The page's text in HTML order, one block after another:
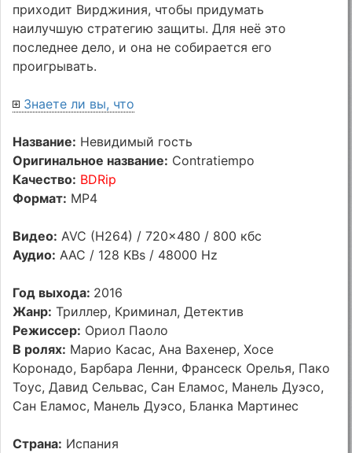
приходит Вирджиния, чтобы придумать
наилучшую стратегию защиты. Для неё это
последнее дело, и она не собирается его
проигрывать.
Знаете ли вы, что
Название: Невидимый гость
Оригинальное название: Contratiempo
Качество: BDRip
Формат: MP4
Видео: AVC (H264) / 720x480 / 800 кбс
Аудио: AAC / 128 KBs / 48000 Hz
Год выхода: 2016
Жанр: Триллер, Криминал, Детектив
Режиссер: Ориол Паоло
В ролях: Марио Касас, Ана Вахенер, Хосе
Коронадо, Барбара Ленни, Франсеск Орелья, Пако
Тоус, Давид Сельвас, Сан Еламос, Манель Дуэсо,
Сан Еламос, Манель Дуэсо, Бланка Мартинес
Страна: Испания